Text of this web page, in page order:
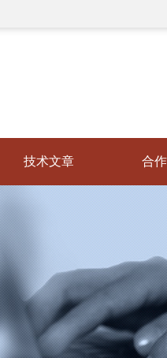
技术文章 合